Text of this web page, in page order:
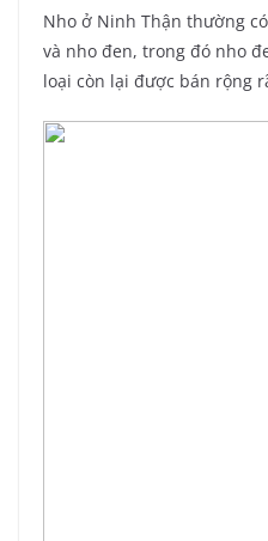
Nho ở Ninh Thận thường
và nho đen, trong đó nho
loại còn lại được bán rộng